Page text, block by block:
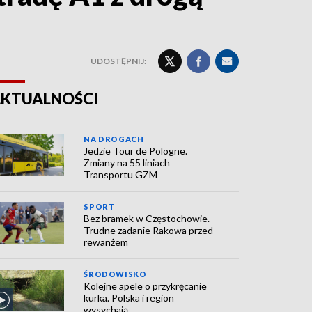
UDOSTĘPNIJ:
NA DROGACH
Jedzie Tour de Pologne.
Zmiany na 55 liniach
Transportu GZM
SPORT
Bez bramek w Częstochowie.
Trudne zadanie Rakowa przed
rewanżem
ŚRODOWISKO
Kolejne apele o przykręcanie
kurka. Polska i region
wysychają